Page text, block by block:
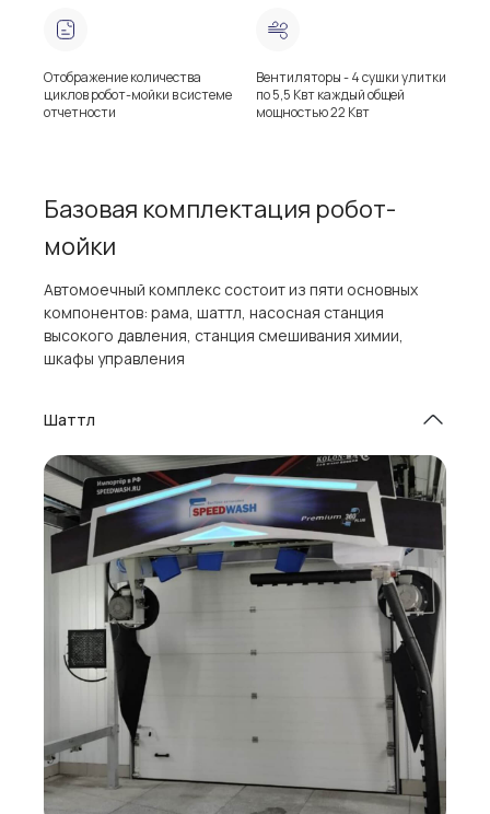
Отображение количества
циклов робот-мойки в системе
отчетности
Вентиляторы - 4 сушки улитки
по 5,5 Квт каждый общей
мощностью 22 Квт
Базовая комплектация робот-
мойки
Автомоечный комплекс состоит из пяти основных
компонентов: рама, шаттл, насосная станция
высокого давления, станция смешивания химии,
шкафы управления
Шаттл